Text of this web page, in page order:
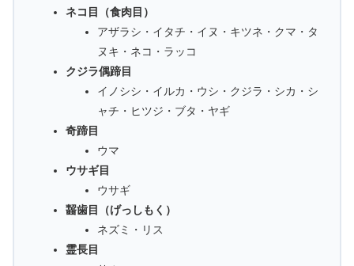
ネコ目（食肉目）
アザラシ・イタチ・イヌ・キツネ・クマ・タ
ヌキ・ネコ・ラッコ
クジラ偶蹄目
イノシシ・イルカ・ウシ・クジラ・シカ・シ
ャチ・ヒツジ・ブタ・ヤギ
奇蹄目
ウマ
ウサギ目
ウサギ
齧歯目（げっしもく）
ネズミ・リス
霊長目